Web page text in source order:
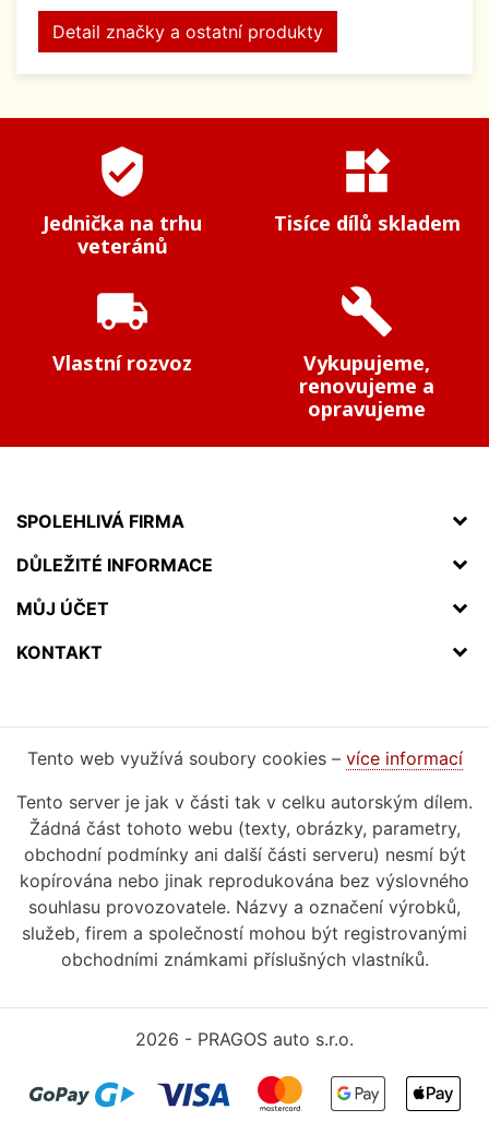
Detail značky a ostatní produkty
verified_user
Jednička na trhu
veteránů
widgets
Tisíce dílů skladem
local_shipping
Vlastní rozvoz
build
Vykupujeme,
renovujeme a
opravujeme
SPOLEHLIVÁ FIRMA
DŮLEŽITÉ INFORMACE
MŮJ ÚČET
KONTAKT
Tento web využívá soubory cookies – více informací
Tento server je jak v části tak v celku autorským dílem.
Žádná část tohoto webu (texty, obrázky, parametry,
obchodní podmínky ani další části serveru) nesmí být
kopírována nebo jinak reprodukována bez výslovného
souhlasu provozovatele. Názvy a označení výrobků,
služeb, firem a společností mohou být registrovanými
obchodními známkami příslušných vlastníků.
2026 - PRAGOS auto s.r.o.